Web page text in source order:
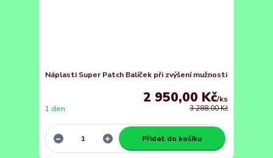
Náplasti Super Patch Balíček při zvýšení mužnosti
3 288,00 Kč
2 950,00 Kč/ks
1 den
Přidat do košíku